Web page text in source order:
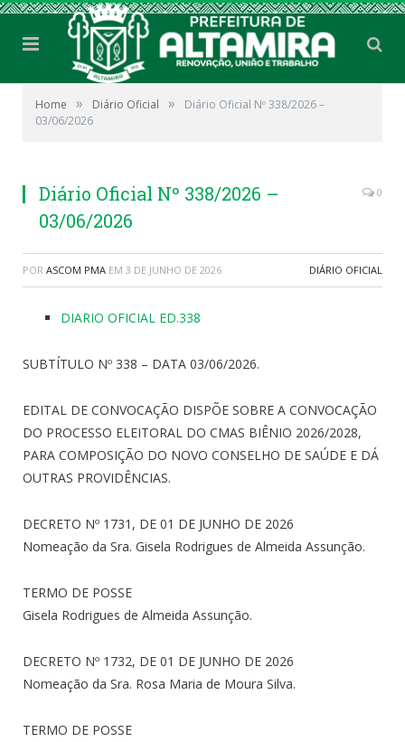
Home » Diário Oficial »
Diário Oficial Nº 338/2026 –
03/06/2026
Diário Oficial Nº 338/2026 –
03/06/2026
0
POR ASCOM PMA EM 3 DE JUNHO DE 2026 DIÁRIO OFICIAL
DIARIO OFICIAL ED.338
SUBTÍTULO Nº 338 – DATA 03/06/2026.
EDITAL DE CONVOCAÇÃO DISPÕE SOBRE A CONVOCAÇÃO
DO PROCESSO ELEITORAL DO CMAS BIÊNIO 2026/2028,
PARA COMPOSIÇÃO DO NOVO CONSELHO DE SAÚDE E DÁ
OUTRAS PROVIDÊNCIAS.
DECRETO Nº 1731, DE 01 DE JUNHO DE 2026
Nomeação da Sra. Gisela Rodrigues de Almeida Assunção.
TERMO DE POSSE
Gisela Rodrigues de Almeida Assunção.
DECRETO Nº 1732, DE 01 DE JUNHO DE 2026
Nomeação da Sra. Rosa Maria de Moura Silva.
TERMO DE POSSE